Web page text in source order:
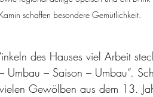
Kamin schaffen besondere Gemütlichkeit.
des Hauses viel Arbeit
Umbau – Saison – Umbau“.
Gewölben aus dem 13.